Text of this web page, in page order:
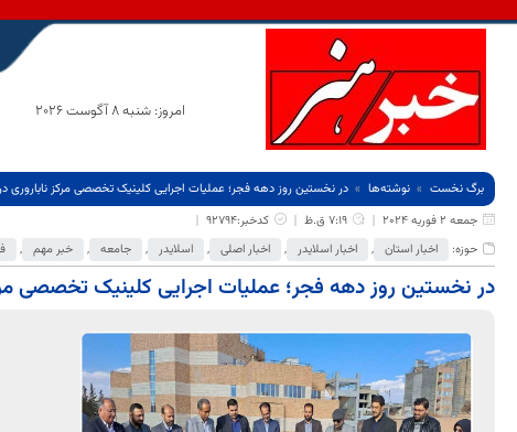
امروز: شنبه 8 آگوست 2026
برگ نخست نوشته‌ها
در نخستین روز دهه فجر؛ عملیات اجرایی کلینیک تخصصی مرکز ناباروری
جمعه 2 فوریه 2024
7:19 ق.ظ
کدخبر:92794
حوزه:
اخبار استان , اخبار اسلایدر , اخبار اصلی , اسلایدر , جامعه , خبر مهم ,
در نخستین روز دهه فجر؛ عملیات اجرایی کلینیک تخصصی